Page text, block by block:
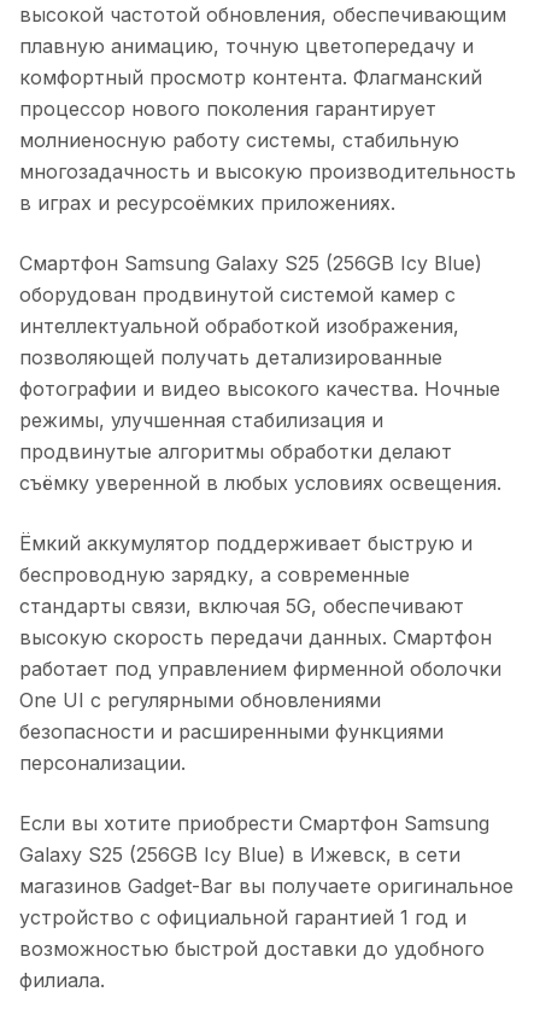
высокой частотой обновления, обеспечивающим
плавную анимацию, точную цветопередачу и
комфортный просмотр контента. Флагманский
процессор нового поколения гарантирует
молниеносную работу системы, стабильную
многозадачность и высокую производительность
в играх и ресурсоёмких приложениях.
Смартфон Samsung Galaxy S25 (256GB Icy Blue)
оборудован продвинутой системой камер с
интеллектуальной обработкой изображения,
позволяющей получать детализированные
фотографии и видео высокого качества. Ночные
режимы, улучшенная стабилизация и
продвинутые алгоритмы обработки делают
съёмку уверенной в любых условиях освещения.
Ёмкий аккумулятор поддерживает быструю и
беспроводную зарядку, а современные
стандарты связи, включая 5G, обеспечивают
высокую скорость передачи данных. Смартфон
работает под управлением фирменной оболочки
One UI с регулярными обновлениями
безопасности и расширенными функциями
персонализации.
Если вы хотите приобрести Смартфон Samsung
Galaxy S25 (256GB Icy Blue) в Ижевск, в сети
магазинов Gadget-Bar вы получаете оригинальное
устройство с официальной гарантией 1 год и
возможностью быстрой доставки до удобного
филиала.